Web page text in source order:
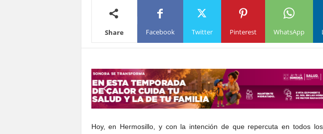
Share Facebook Twitter Pinterest WhatsApp
Hoy, en Hermosillo, y con la intención de que repercuta en todos